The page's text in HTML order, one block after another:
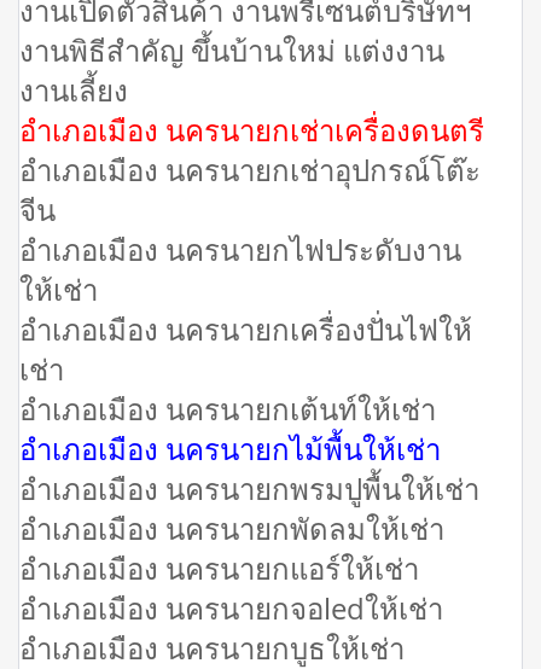
งานเปิดตัวสินค้า งานพรีเซนต์บริษัทฯ
งานพิธีสำคัญ ขึ้นบ้านใหม่ แต่งงาน
งานเลี้ยง
อำเภอเมือง นครนายกเช่าเครื่องดนตรี
อำเภอเมือง นครนายกเช่าอุปกรณ์โต๊ะ
จีน
อำเภอเมือง นครนายกไฟประดับงาน
ให้เช่า
อำเภอเมือง นครนายกเครื่องปั่นไฟให้
เช่า
อำเภอเมือง นครนายกเต้นท์ให้เช่า
อำเภอเมือง นครนายกไม้พื้นให้เช่า
อำเภอเมือง นครนายกพรมปูพื้นให้เช่า
อำเภอเมือง นครนายกพัดลมให้เช่า
อำเภอเมือง นครนายกแอร์ให้เช่า
อำเภอเมือง นครนายกจอledให้เช่า
อำเภอเมือง นครนายกบูธให้เช่า